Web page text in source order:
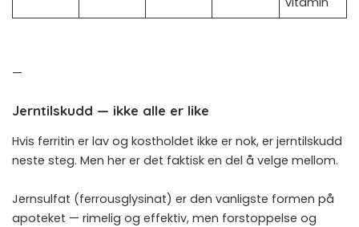
—
Jerntilskudd — ikke alle er like
Hvis ferritin er lav og kostholdet ikke er nok, er jerntilskudd
neste steg. Men her er det faktisk en del å velge mellom.
Jernsulfat (ferrousglysinat) er den vanligste formen på
apoteket — rimelig og effektiv, men forstoppelse og